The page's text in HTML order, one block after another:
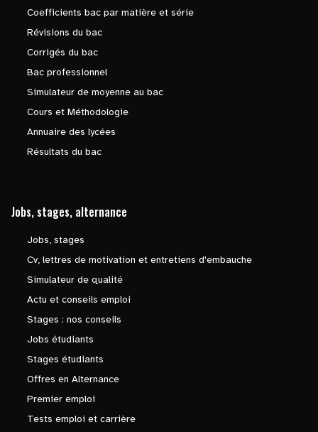
Coefficients bac par matière et série
Révisions du bac
Corrigés du bac
Bac professionnel
Simulateur de moyenne au bac
Cours et Méthodologie
Annuaire des lycées
Résultats du bac
Jobs, stages, alternance
Jobs, stages
Cv, lettres de motivation et entretiens d'embauche
Simulateur de qualité
Actu et conseils emploi
Stages : nos conseils
Jobs étudiants
Stages étudiants
Offres en Alternance
Premier emploi
Tests emploi et carrière